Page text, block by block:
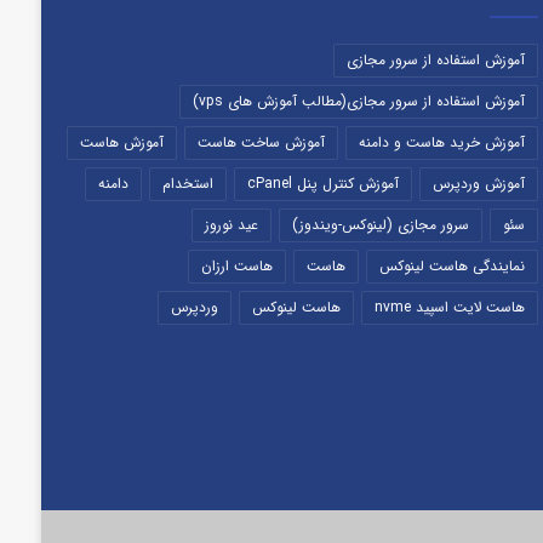
آموزش استفاده از سرور مجازی
آموزش استفاده از سرور مجازی(مطالب آموزش های vps)
آموزش خرید هاست و دامنه
آموزش ساخت هاست
آموزش هاست
آموزش وردپرس
آموزش کنترل پنل cPanel استخدام
دامنه
سئو
سرور مجازی (لینوکس-ویندوز)
عید نوروز
نمایندگی هاست لینوکس
هاست
هاست ارزان
هاست لایت اسپید nvme
هاست لینوکس وردپرس